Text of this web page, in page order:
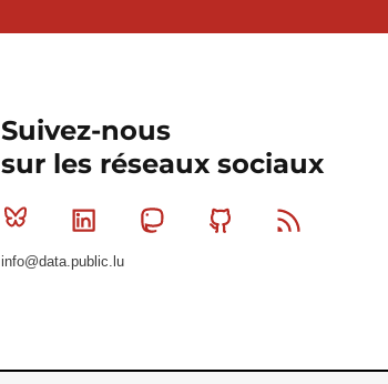
Suivez-nous
sur les réseaux sociaux
Bluesky Linkedin MastodonGithub
info@data.public.lu